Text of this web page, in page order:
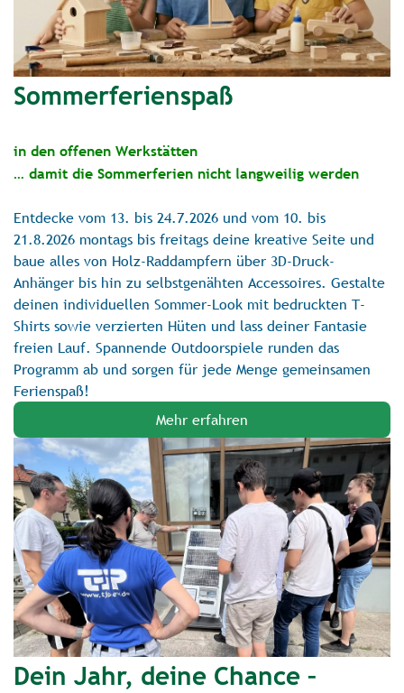
Sommerferienspaß
in den offenen Werkstätten
… damit die Sommerferien nicht langweilig werden
Entdecke vom 13. bis 24.7.2026 und vom 10. bis
21.8.2026 montags bis freitags deine kreative Seite und
baue alles von Holz-Raddampfern über 3D-Druck-
Anhänger bis hin zu selbstgenähten Accessoires. Gestalte
deinen individuellen Sommer-Look mit bedruckten T-
Shirts sowie verzierten Hüten und lass deiner Fantasie
freien Lauf. Spannende Outdoorspiele runden das
Programm ab und sorgen für jede Menge gemeinsamen
Ferienspaß!
Mehr erfahren
Dein Jahr, deine Chance –